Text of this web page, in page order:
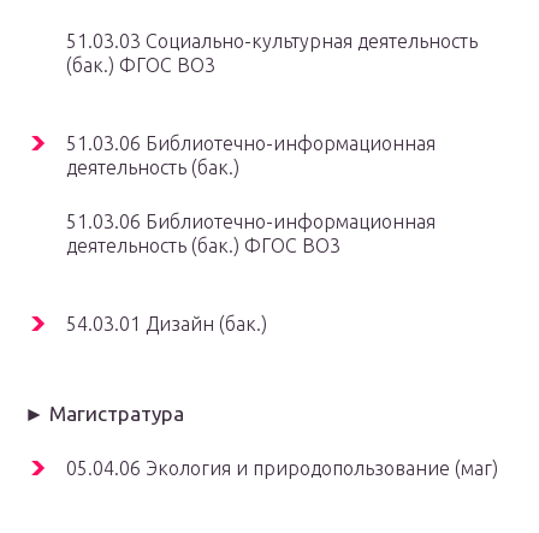
51.03.03 Социально-культурная деятельность
(бак.) ФГОС ВО3
51.03.06 Библиотечно-информационная
деятельность (бак.)
51.03.06 Библиотечно-информационная
деятельность (бак.) ФГОС ВО3
54.03.01 Дизайн (бак.)
► Магистратура
05.04.06 Экология и природопользование (маг)